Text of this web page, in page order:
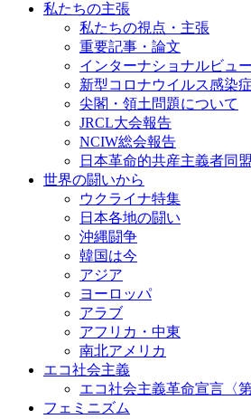
私たちの主張
私たちの視点・主張
重要記事・論文
インターナショナルビュー
新型コロナウイルス感染
尖閣・領土問題について
JRCL大会報告
NCIW総会報告
日本革命的共産主義者同
世界の闘いから
ウクライナ特集
日本各地の闘い
沖縄闘争
韓国は今
アジア
ヨーロッパ
アラブ
アフリカ・中東
南北アメリカ
エコ社会主義
エコ社会主義革命宣言〈
フェミニズム